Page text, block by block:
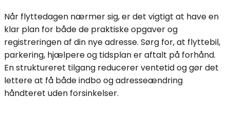
Når flyttedagen nærmer sig, er det vigtigt at have en
klar plan for både de praktiske opgaver og
registreringen af din nye adresse. Sørg for, at flyttebil,
parkering, hjælpere og tidsplan er aftalt på forhånd.
En struktureret tilgang reducerer ventetid og gør det
lettere at få både indbo og adresseændring
håndteret uden forsinkelser.